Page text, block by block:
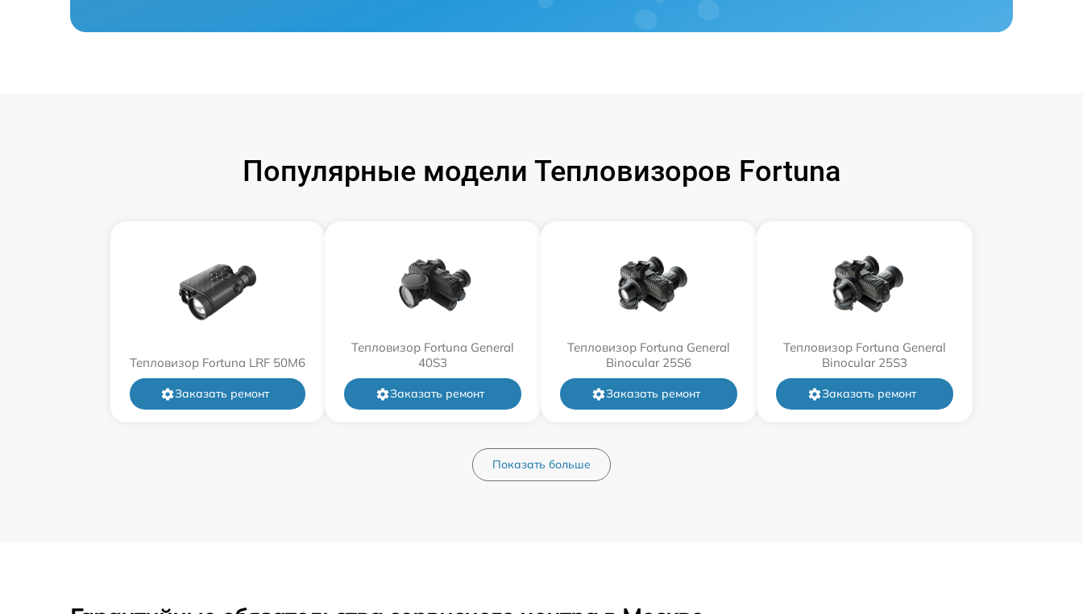
Популярные модели Тепловизоров Fortuna
Тепловизор Fortuna LRF 50M6
Заказать ремонт
Тепловизор Fortuna General
40S3
Заказать ремонт
Тепловизор Fortuna General
Binocular 25S6
Заказать ремонт
Тепловизор Fortuna General
Binocular 25S3
Заказать ремонт
Показать больше